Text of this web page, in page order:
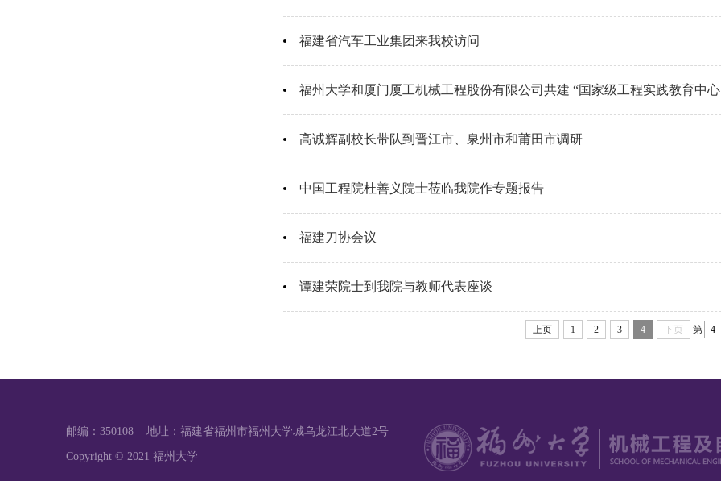
福建省汽车工业集团来我校访问
福州大学和厦门厦工机械工程股份有限公司共建 “国家级工程实践教育中心
高诚辉副校长带队到晋江市、泉州市和莆田市调研
中国工程院杜善义院士莅临我院作专题报告
福建刀协会议
谭建荣院士到我院与教师代表座谈
上页 1 2 3 4 下页 第
邮编：350108 地址：福建省福州市福州大学城乌龙江北大道2号
Copyright © 2021 福州大学